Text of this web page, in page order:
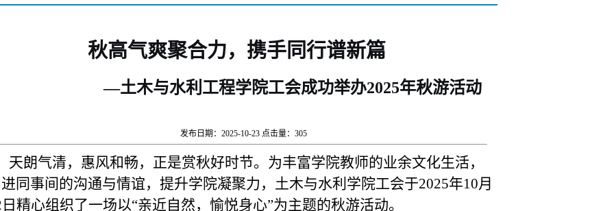
秋高气爽聚合力，携手同行谱新篇
土木与水利工程学院工会成功举办2025年秋游活动
发布日期：2025-10-23 点击量： 305
天朗气清，惠风和畅，正是赏秋好时节。为丰富学院教师的业余文化生活，
同事间的沟通与情谊，提升学院凝聚力，土木与水利学院工会于2025年10月
精心组织了一场以“亲近自然，愉悦身心”为主题的秋游活动。